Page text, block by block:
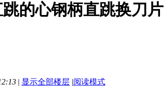
的心钢柄直跳换刀片
| 显示全部楼层 |阅读模式